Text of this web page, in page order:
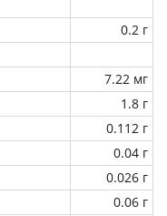
0.2 г
7.22 мг
1.8 г
0.112 г
0.04 г
0.026 г
0.06 г